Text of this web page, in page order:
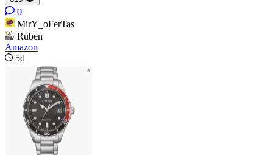
0
MirY_oFerTas
Ruben
Amazon
5d